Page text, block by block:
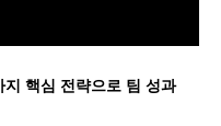
핵심 전략으로 팀 성과